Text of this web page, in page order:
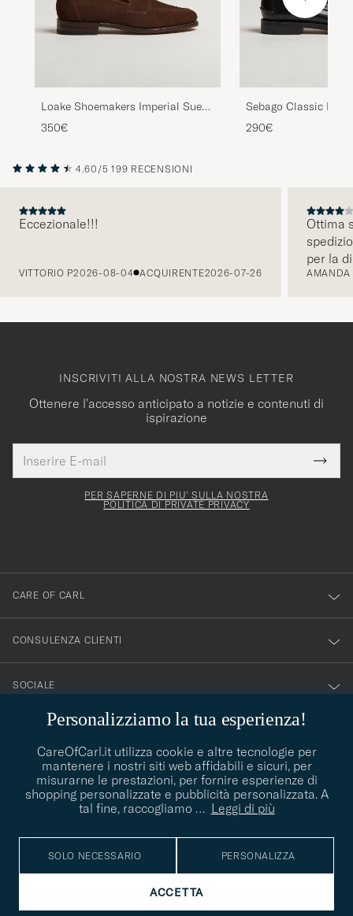
Loake Shoemakers Imperial Suede
Loafers Brown
350€
Sebago Classic Dan
290€
PRECEDENTE
4.60/5 199 RECENSIONI
Eccezionale!!!
VITTORIO P2026-08-04 ACQUIRENTE2026-07-26
Ottima
per la
AMANDA
Personalizziamo la tua esperienza!
CareOfCarl.it utilizza cookie e altre tecnologie per
mantenere i nostri siti web affidabili e sicuri, per
misurarne le prestazioni, per fornire esperienze di
shopping personalizzate e pubblicità personalizzata. A
tal fine, raccogliamo … Leggi di più
SOLO NECESSARIO PERSONALIZZA
ACCETTA
INSCRIVITI ALLA NOSTRA NEWS LETTER
Ottenere l'accesso anticipato a notizie e contenuti di
ispirazione
E-
mail
Grazie
per
PER SAPERNE DI PIU' SULLA NOSTRA
POLITICA DI PRIVATE PRIVACY
CARE OF CARL
CONSULENZA CLIENTI
SOCIALE
contact@careofcarl.com
CONSIGLI DI STILE
aiutare, siamo felici di farlo!